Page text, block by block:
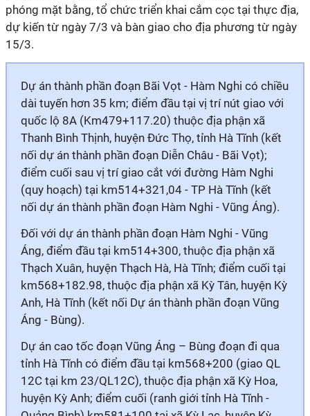
phóng mặt bằng, tổ chức triển khai cắm cọc tại thực địa,
dự kiến từ ngày 7/3 và bàn giao cho địa phương từ ngày
15/3.
Dự án thành phần đoạn Bãi Vọt - Hàm Nghi có chiều
dài tuyến hơn 35 km; điểm đầu tại vị trí nút giao với
quốc lộ 8A (Km479+117.20) thuộc địa phận xã
Thanh Bình Thịnh, huyện Đức Thọ, tỉnh Hà Tĩnh (kết
nối dự án thành phần đoạn Diễn Châu - Bãi Vọt);
điểm cuối sau vị trí giao cắt với đường Hàm Nghi
(quy hoạch) tại km514+321,04 - TP Hà Tĩnh (kết
nối dự án thành phần đoạn Hàm Nghi - Vũng Áng).
Đối với dự án thành phần đoạn Hàm Nghi - Vũng
Áng, điểm đầu tại km514+300, thuộc địa phận xã
Thạch Xuân, huyện Thạch Hà, Hà Tĩnh; điểm cuối tại
km568+182.98, thuộc địa phận xã Kỳ Tân, huyện Kỳ
Anh, Hà Tĩnh (kết nối Dự án thành phần đoạn Vũng
Áng - Bùng).
Dự án cao tốc đoạn Vũng Áng – Bùng đoạn đi qua
tỉnh Hà Tĩnh có điểm đầu tại km568+200 (giao QL
12C tại km 23/QL12C), thuộc địa phận xã Kỳ Hoa,
huyện Kỳ Anh; điểm cuối (ranh giới tỉnh Hà Tĩnh -